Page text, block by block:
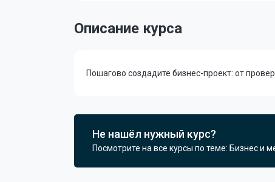
Описание курса
Пошагово создадите бизнес-проект: от
Не нашёл нужный курс?
Посмотрите на все курсы по теме: Бизнес и